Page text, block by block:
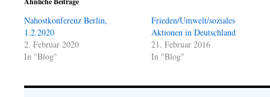
Nahostkonferenz Berlin,
1.2.2020
2. Februar 2020
In "Blog"
Frieden/Umwelt/soziales
Aktionen in Deutschland
21. Februar 2016
In "Blog"